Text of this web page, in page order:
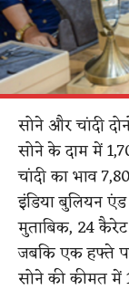
सोने और चांदी
सोने के दाम में
चांदी का भाव
इंडिया बुलियन
मुताबिक, 24
जबकि एक हफ्ते
सोने की कीमत में